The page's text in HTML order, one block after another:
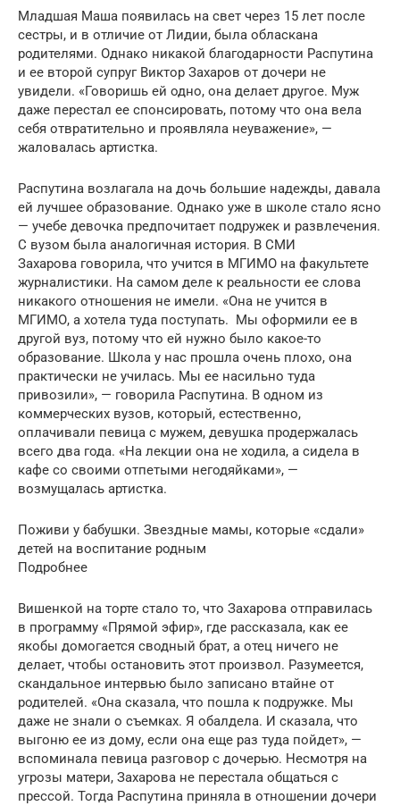
Младшая Маша появилась на свет через 15 лет после
сестры, и в отличие от Лидии, была обласкана
родителями. Однако никакой благодарности Распутина
и ее второй супруг Виктор Захаров от дочери не
увидели. «Говоришь ей одно, она делает другое. Муж
даже перестал ее спонсировать, потому что она вела
себя отвратительно и проявляла неуважение», —
жаловалась артистка.
Распутина возлагала на дочь большие надежды, давала
ей лучшее образование. Однако уже в школе стало ясно
— учебе девочка предпочитает подружек и развлечения.
С вузом была аналогичная история. В СМИ
Захарова говорила, что учится в МГИМО на факультете
журналистики. На самом деле к реальности ее слова
никакого отношения не имели. «Она не учится в
МГИМО, а хотела туда поступать. Мы оформили ее в
другой вуз, потому что ей нужно было какое-то
образование. Школа у нас прошла очень плохо, она
практически не училась. Мы ее насильно туда
привозили», — говорила Распутина. В одном из
коммерческих вузов, который, естественно,
оплачивали певица с мужем, девушка продержалась
всего два года. «На лекции она не ходила, а сидела в
кафе со своими отпетыми негодяйками», —
возмущалась артистка.
Поживи у бабушки. Звездные мамы, которые «сдали»
детей на воспитание родным
Подробнее
Вишенкой на торте стало то, что Захарова отправилась
в программу «Прямой эфир», где рассказала, как ее
якобы домогается сводный брат, а отец ничего не
делает, чтобы остановить этот произвол. Разумеется,
скандальное интервью было записано втайне от
родителей. «Она сказала, что пошла к подружке. Мы
даже не знали о съемках. Я обалдела. И сказала, что
выгоню ее из дому, если она еще раз туда пойдет», —
вспоминала певица разговор с дочерью. Несмотря на
угрозы матери, Захарова не перестала общаться с
прессой. Тогда Распутина приняла в отношении дочери